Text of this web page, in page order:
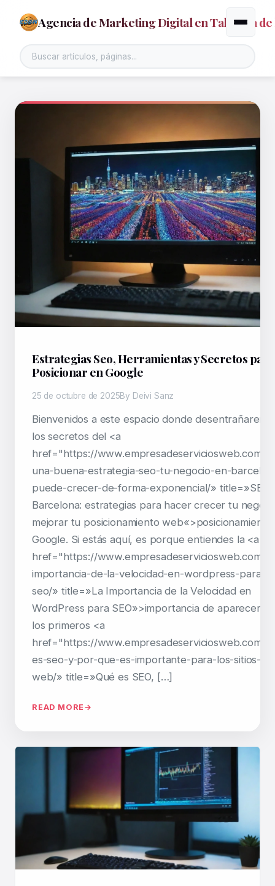
Agencia de Marketing Digital en Talavera de
Buscar en el sitio
Alternar
Estrategias Seo, Herramientas y Secretos para
Posicionar en Google
25 de octubre de 2025By Deivi Sanz
Bienvenidos a este espacio donde
los secretos del <a
href="https://www.empresadeserviciosweb.com/
una-buena-estrategia-seo-tu-negocio-en-
puede-crecer-de-forma-exponencial/» title=»SEO
Barcelona: estrategias para hacer crecer tu
mejorar tu posicionamiento web«>posicionamiento
Google. Si estás aquí, es porque entiendes la <a
href="https://www.empresadeserviciosweb.com/
importancia-de-la-velocidad-en-wordpress-para-
seo/» title=»La Importancia de la Velocidad en
WordPress para SEO»>importancia de aparecer
los primeros <a
href="https://www.empresadeserviciosweb.com/
es-seo-y-por-que-es-importante-para-los-sitios-
web/» title=»Qué es SEO, […]
READ MORE